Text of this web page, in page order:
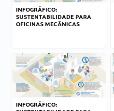
INFOGRÁFICO:
SUSTENTABILIDADE PARA
OFICINAS MECÂNICAS
INFOGRÁFICO: